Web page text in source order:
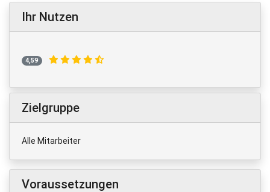
Ihr Nutzen
4,59
Zielgruppe
Alle Mitarbeiter
Voraussetzungen